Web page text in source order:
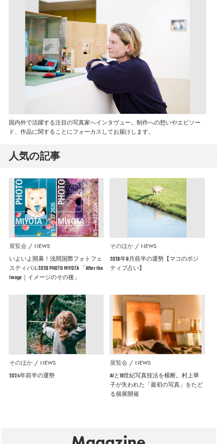
国内外で活躍する注目の写真家へインタヴュー。制作への想いやエピソー
ド、作品に関することにフォーカスしてお届けします。
人気の記事
展覧会 NEWS
いよいよ開幕！浅間国際フォトフェ
スティバル2026 PHOTO MIYOTA 「After the
Image｜イメージのその後」
そのほか NEWS
2026年8月前半の運勢【マコのポジ
ティブ占い】
そのほか NEWS
2024年前半の運勢
展覧会 NEWS
AIと19世紀写真技法を横断。村上華
子が失われた「最初の写真」をたど
る個展開催